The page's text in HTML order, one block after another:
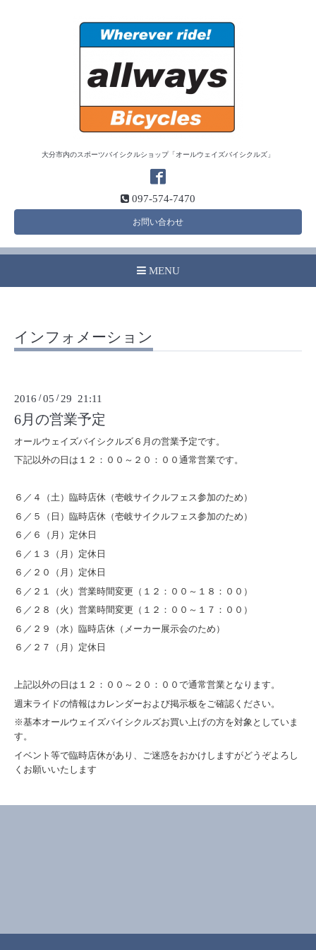
大分市内のスポーツバイシクルショップ「オールウェイズバイシクルズ」
097-574-7470
お問い合わせ
MENU
インフォメーション
2016 /05 / 29 21:11
6月の営業予定
オールウェイズバイシクルズ６月の営業予定です。
下記以外の日は１２：００～２０：００通常営業です。
６／４（土）臨時店休（壱岐サイクルフェス参加のため）
６／５（日）臨時店休（壱岐サイクルフェス参加のため）
６／６（月）定休日
６／１３（月）定休日
６／２０（月）定休日
６／２１（火）営業時間変更（１２：００～１８：００）
６／２８（火）営業時間変更（１２：００～１７：００）
６／２９（水）臨時店休（メーカー展示会のため）
６／２７（月）定休日
上記以外の日は１２：００～２０：００で通常営業となります。
週末ライドの情報はカレンダーおよび掲示板をご確認ください。
※基本オールウェイズバイシクルズお買い上げの方を対象としていま
す。
イベント等で臨時店休があり、ご迷惑をおかけしますがどうぞよろし
くお願いいたします